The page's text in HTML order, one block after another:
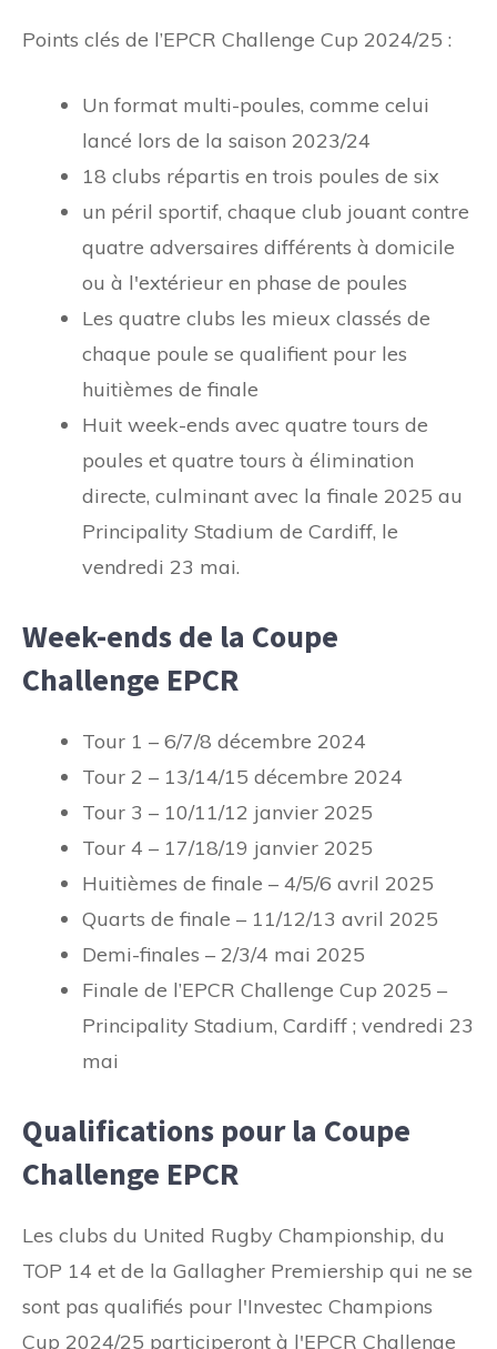
Points clés de l’EPCR Challenge Cup 2024/25 :
Un format multi-poules, comme celui
lancé lors de la saison 2023/24
18 clubs répartis en trois poules de six
un péril sportif, chaque club jouant contre
quatre adversaires différents à domicile
ou à l'extérieur en phase de poules
Les quatre clubs les mieux classés de
chaque poule se qualifient pour les
huitièmes de finale
Huit week-ends avec quatre tours de
poules et quatre tours à élimination
directe, culminant avec la finale 2025 au
Principality Stadium de Cardiff, le
vendredi 23 mai.
Week-ends de la Coupe
Challenge EPCR
Tour 1 – 6/7/8 décembre 2024
Tour 2 – 13/14/15 décembre 2024
Tour 3 – 10/11/12 janvier 2025
Tour 4 – 17/18/19 janvier 2025
Huitièmes de finale – 4/5/6 avril 2025
Quarts de finale – 11/12/13 avril 2025
Demi-finales – 2/3/4 mai 2025
Finale de l’EPCR Challenge Cup 2025 –
Principality Stadium, Cardiff ; vendredi 23
mai
Qualifications pour la Coupe
Challenge EPCR
Les clubs du United Rugby Championship, du
TOP 14 et de la Gallagher Premiership qui ne se
sont pas qualifiés pour l'Investec Champions
Cup 2024/25 participeront à l'EPCR Challenge